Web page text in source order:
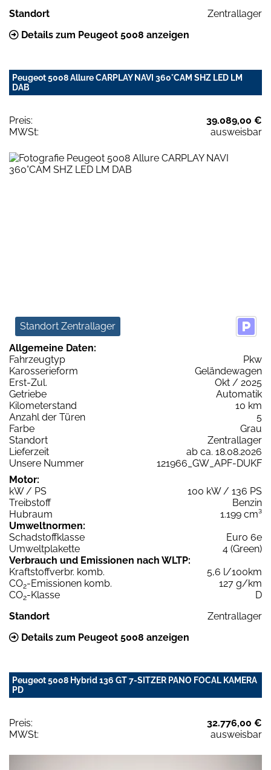
Standort
Zentrallager
Details zum Peugeot 5008 anzeigen
Peugeot 5008 Allure CARPLAY NAVI 360°CAM SHZ LED LM
DAB
Preis:
39.089,00 €
MWSt:
ausweisbar
Standort Zentrallager
Allgemeine Daten:
Fahrzeugtyp
Pkw
Karosserieform
Geländewagen
Erst-Zul.
Okt / 2025
Getriebe
Automatik
Kilometerstand
10 km
Anzahl der Türen
5
Farbe
Grau
Standort
Zentrallager
Lieferzeit
ab ca. 18.08.2026
Unsere Nummer
121966_GW_APF-DUKF
Motor:
kW / PS
100 kW / 136 PS
Treibstoff
Benzin
Hubraum
1.199 cm³
Umweltnormen:
Schadstoffklasse
Euro 6e
Umweltplakette
4 (Green)
Verbrauch und Emissionen nach WLTP:
Kraftstoffverbr. komb.
5,6 l/100km
CO2-Emissionen komb.
127 g/km
CO2-Klasse
D
Standort
Zentrallager
Details zum Peugeot 5008 anzeigen
Peugeot 5008 Hybrid 136 GT 7-SITZER PANO FOCAL KAMERA
PD
Preis:
32.776,00 €
MWSt:
ausweisbar